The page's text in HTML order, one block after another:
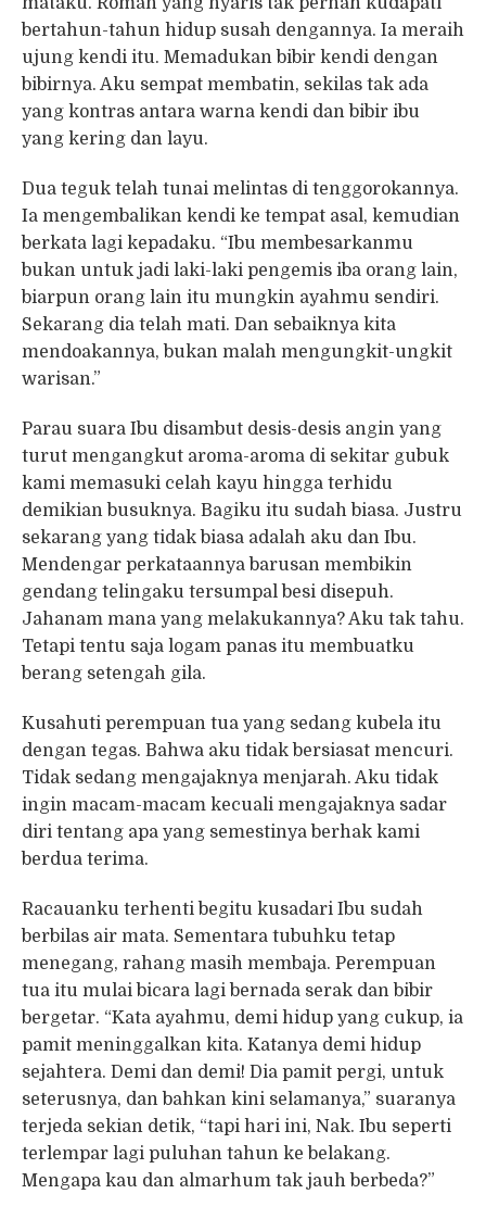
bertahun-tahun hidup susah dengannya. Ia meraih
ujung kendi itu. Memadukan bibir kendi dengan
bibirnya. Aku sempat membatin, sekilas tak ada
yang kontras antara warna kendi dan bibir ibu
yang kering dan layu.
Dua teguk telah tunai melintas di tenggorokannya.
Ia mengembalikan kendi ke tempat asal, kemudian
berkata lagi kepadaku. “Ibu membesarkanmu
bukan untuk jadi laki-laki pengemis iba orang lain,
biarpun orang lain itu mungkin ayahmu sendiri.
Sekarang dia telah mati. Dan sebaiknya kita
mendoakannya, bukan malah mengungkit-ungkit
warisan.”
Parau suara Ibu disambut desis-desis angin yang
turut mengangkut aroma-aroma di sekitar gubuk
kami memasuki celah kayu hingga terhidu
demikian busuknya. Bagiku itu sudah biasa. Justru
sekarang yang tidak biasa adalah aku dan Ibu.
Mendengar perkataannya barusan membikin
gendang telingaku tersumpal besi disepuh.
Jahanam mana yang melakukannya? Aku tak tahu.
Tetapi tentu saja logam panas itu membuatku
berang setengah gila.
Kusahuti perempuan tua yang sedang kubela itu
dengan tegas. Bahwa aku tidak bersiasat mencuri.
Tidak sedang mengajaknya menjarah. Aku tidak
ingin macam-macam kecuali mengajaknya sadar
diri tentang apa yang semestinya berhak kami
berdua terima.
Racauanku terhenti begitu kusadari Ibu sudah
berbilas air mata. Sementara tubuhku tetap
menegang, rahang masih membaja. Perempuan
tua itu mulai bicara lagi bernada serak dan bibir
bergetar. “Kata ayahmu, demi hidup yang cukup, ia
pamit meninggalkan kita. Katanya demi hidup
sejahtera. Demi dan demi! Dia pamit pergi, untuk
seterusnya, dan bahkan kini selamanya,” suaranya
terjeda sekian detik, “tapi hari ini, Nak. Ibu seperti
terlempar lagi puluhan tahun ke belakang.
Mengapa kau dan almarhum tak jauh berbeda?”